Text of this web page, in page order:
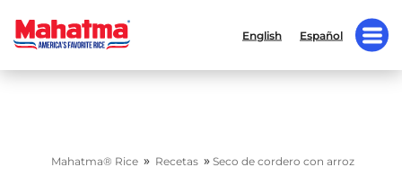
English Español
Mahatma® Rice » Recetas » Seco de cordero con arroz